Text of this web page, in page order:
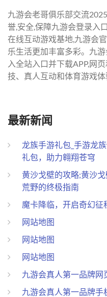
九游会老哥俱乐部交流
誉,安全,保障九游会登录入
在线互动游戏基地,九游会
乐生活更加丰富多彩。九
入全站入口并下载APP,网
技、真人互动和体育游戏体
最新新闻
龙族手游礼包_手游龙
礼包，助力翱翔苍穹
黄沙戈壁的攻略;黄沙
荒野的终极指南
魔卡降临，开启奇幻征
网站地图
网站地图
网站地图
九游会真人第一品牌网
九游会真人第一品牌手